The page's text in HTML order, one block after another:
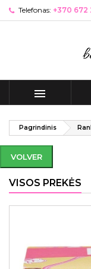
Telefonas: +370 672

Pagrindinis
VOLVER
VISOS PREKĖS